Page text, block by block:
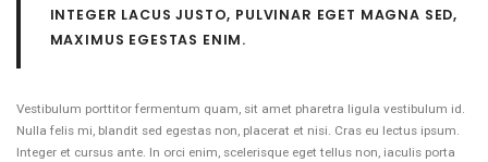
INTEGER LACUS JUSTO, PULVINAR EGET MAGNA SED,
MAXIMUS EGESTAS ENIM.
Vestibulum porttitor fermentum quam, sit amet pharetra ligula vestibulum id.
Nulla felis mi, blandit sed egestas non, placerat et nisi. Cras eu lectus ipsum.
Integer et cursus ante. In orci enim, scelerisque eget tellus non, iaculis porta